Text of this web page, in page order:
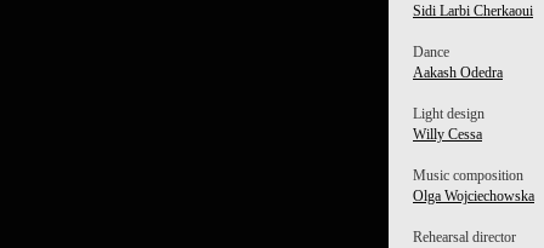
Sidi Larbi Cherkaoui
Dance
Aakash Odedra
Light design
Willy Cessa
Music composition
Olga Wojciechowska
Rehearsal director